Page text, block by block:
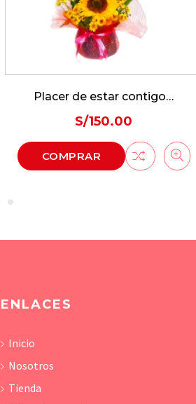
Placer de estar contigo…
S/150.00
COMPRAR
ENLACES
Inicio
Nosotros
Tienda